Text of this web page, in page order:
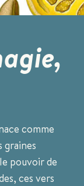
comme
graines
pouvoir de
ces vers